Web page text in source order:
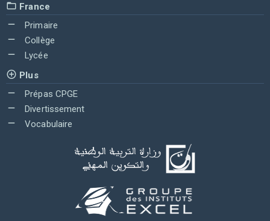
France
Primaire
Collège
Lycée
Plus
Prépas CPGE
Divertissement
Vocabulaire